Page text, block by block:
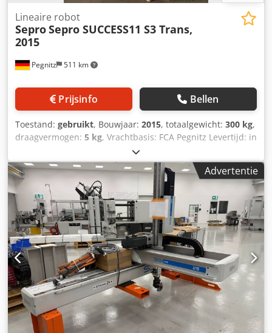
Pegnitz 511 km
Lineaire robot
SeproSepro SUCCESS11 S3 Trans,
2015
Prijsinfo Bellen
Toestand: gebruikt, Bouwjaar: 2015, totaalgewicht: 300 kg,
draagvermogen: 5 kg, Vrachtbasis: FCA Pegnitz Levertijd: in
overleg Betalingsvoorwaarden: 100% voor overname van
de machine, netto Crjdpfx Aozrh Nzjdwsf
Advertentie